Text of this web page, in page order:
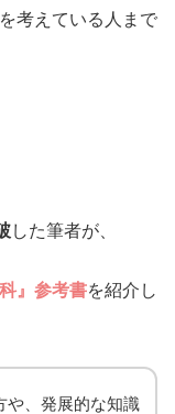
考えている人まで
した筆者が、
』参考書を紹介し
や、発展的な知識